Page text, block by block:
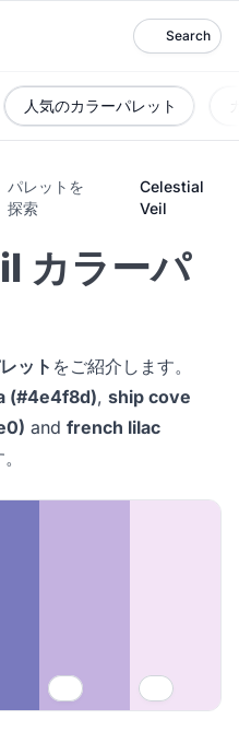
Search
人気のカラーパレット
パレットを
探索
Celestial
Veil
カラーパ
ット をご紹介します。
(#4e4f8d), ship cove
and french lilac